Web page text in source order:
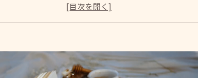
南池袋のスタイリストが提案する個性重視のカット
カット技術がもたらす自信と変化
カスタマイズされたカットで新しい自分を発見
ンドを先取り！豊島区南池袋のカットスタイル最前